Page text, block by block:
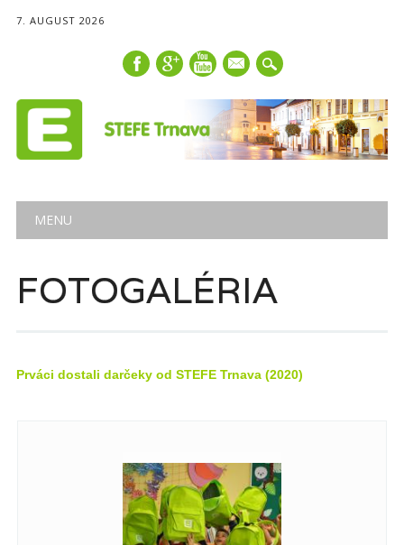
7. AUGUST 2026
mail
Main menu
MENU
FOTOGALÉRIA
Prváci dostali darčeky od STEFE Trnava (2020)